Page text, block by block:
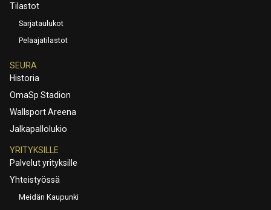
Tilastot
Sarjataulukot
Pelaajatilastot
SEURA
Historia
OmaSp Stadion
Wallsport Areena
Jalkapallolukio
YRITYKSILLE
Palvelut yrityksille
Yhteistyössä
Meidän Kaupunki